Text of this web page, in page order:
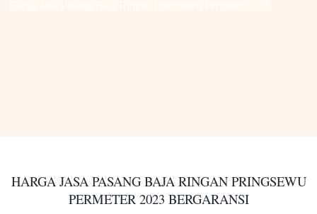
HARGA JASA PASANG BAJA RINGAN PRINGSEWU
PERMETER2023 BERGARANSI